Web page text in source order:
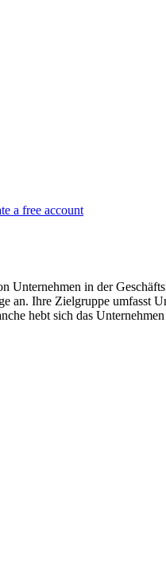
a free account
in der
an. Ihre Zielgruppe umfasst
hebt sich das